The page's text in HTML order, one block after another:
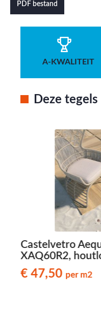
PDF bestand
A-KWALITEIT
Deze
Castelvetro
XAQ60R2,
€ 47,50 per m2